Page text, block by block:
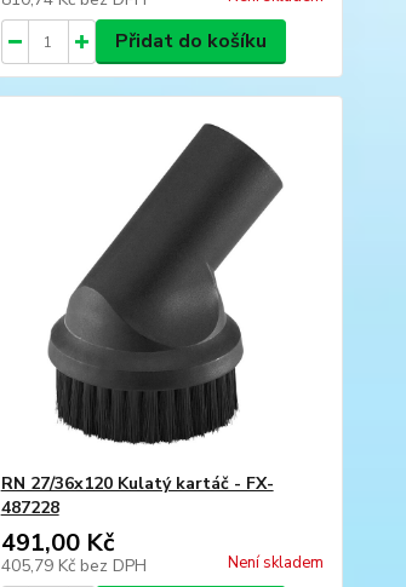
Přidat do košíku
RN 27/36x120 Kulatý kartáč - FX-
487228
491,00 Kč
405,79 Kč bez DPH Není skladem